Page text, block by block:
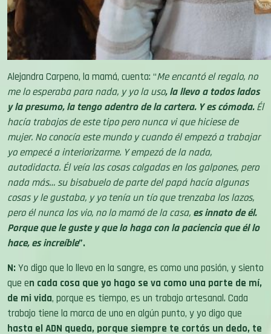
Alejandra Carpeno, la mamá, cuenta: “Me encantó el regalo, no
me lo esperaba para nada, y yo la uso, la llevo a todos lados
y la presumo, la tengo adentro de la cartera. Y es cómoda.Él
hacía trabajos de este tipo pero nunca vi que hiciese de
mujer. No conocía este mundo y cuando él empezó a trabajar
yo empecé a interiorizarme. Y empezó de la nada,
autodidacta. Él veía las cosas colgadas en los galpones, pero
nada más… su bisabuelo de parte del papá hacía algunas
cosas y le gustaba, y yo tenía un tío que trenzaba los lazos,
pero él nunca los vio, no lo mamó de la casa, es innato de él.
Porque que le guste y que lo haga con la paciencia que él lo
hace, es increíble”.
N: Yo digo que lo llevo en la sangre, es como una pasión, y siento
que en cada cosa que yo hago se va como una parte de mí,
de mi vida, porque es tiempo, es un trabajo artesanal. Cada
trabajo tiene la marca de uno en algún punto, y yo digo que
hasta el ADN queda, porque siempre te cortás un dedo, te